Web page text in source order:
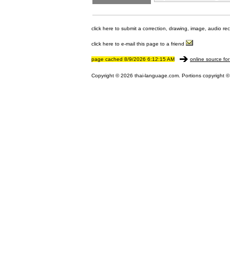
click here to submit a correction, drawing, image, audio
click here to e-mail this page to a friend
page cached 8/9/2026 6:12:15 AM online source
Copyright © 2026 thai-language.com. Portions copyright